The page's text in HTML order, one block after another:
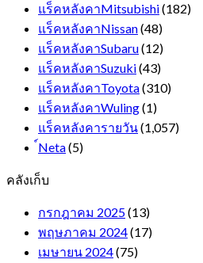
แร็คหลังคาMitsubishi(182)
แร็คหลังคาNissan(48)
แร็คหลังคาSubaru(12)
แร็คหลังคาSuzuki(43)
แร็คหลังคาToyota(310)
แร็คหลังคาWuling(1)
แร็คหลังคารายวัน(1,057)
์Neta(5)
คลังเก็บ
กรกฎาคม 2025(13)
พฤษภาคม 2024(17)
เมษายน 2024(75)